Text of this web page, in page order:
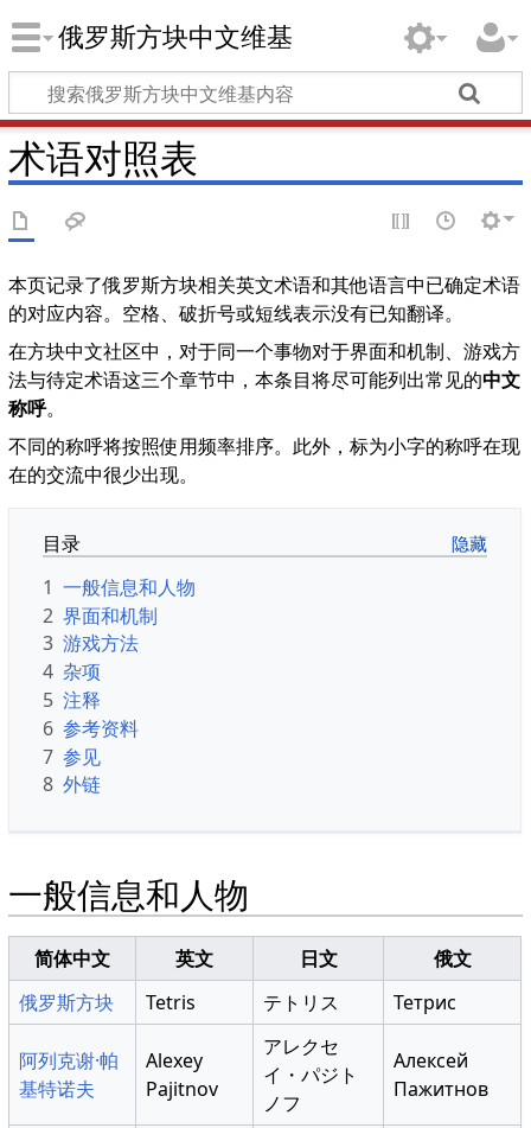
俄罗斯方块中文维基
术语对照表
本页记录了俄罗斯方块相关英文术语和其他语言中已确定术语
的对应内容。空格、破折号或短线表示没有已知翻译。
在方块中文社区中，对于同一个事物对于界面和机制、游戏方
法与待定术语这三个章节中，本条目将尽可能列出常见的中文
称呼。
不同的称呼将按照使用频率排序。此外，标为小字的称呼在现
在的交流中很少出现。
目录
1 一般信息和人物
2 界面和机制
3 游戏方法
4 杂项
5 注释
6 参考资料
7 参见
8 外链
一般信息和人物
简体中文 英文 日文
俄文
俄罗斯方块
Tetris テトリス Тетрис
阿列克谢·帕
基特诺夫
Alexey
Pajitnov
アレクセ
イ・パジト
ノフ
Алексей
Пажитнов